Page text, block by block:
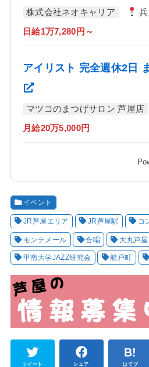
株式会社ネオキャリア
日給1万7,280円～
アイリスト 完全週休2日
マツコのまつげサロン 芦屋店
月給20万5,000円
イベント
JR芦屋エリア JR芦屋駅 コ
モンテメール 合唱 大丸芦
甲南大学JAZZ研究会 船戸町
ツイート シェア はてブ